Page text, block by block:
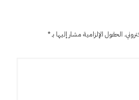
الحقول الإلزامية مشار إليها بـ*